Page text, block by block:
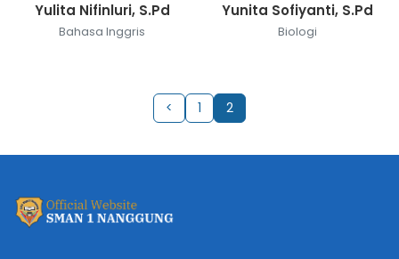
Yulita Nifinluri, S.Pd
Bahasa Inggris
Yunita Sofiyanti, S.Pd
Biologi
< 1 2